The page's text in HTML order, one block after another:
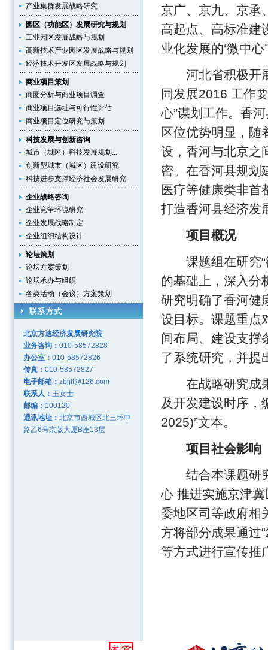
产业集群发展战略研究
园区（功能区）发展研究与规划
工业园区发展战略与规划
高新技术产业园区发展战略与规划
经济技术开发区发展战略与规划
商业项目策划
商圈分析与商业项目调查
商业项目选址与可行性评估
商业项目定位研究与策划
科技发展与创新咨询
城市（城区）科技发展规划...
创新型城市（城区）建设研究
科技进步支撑经济社会发展研究
企业战略咨询
企业竞争环境研究
企业发展战略制定
企业组织结构设计
论坛策划
论坛方案策划
论坛承办与组织
各类活动（会议）方案策划
北京方迪经济发展研究院
业务咨询： 010-58572828
办公室： 010-58572826
传真： 010-58572827
电子邮箱： zbjjlt@126.com
联系人： 王女士
邮编： 100120
通讯地址： 北京市西城区北三环中
路乙6号京版大厦B座13层
京广、京九、京承
高起点、高标准建
业化发展的‘微中
河北省积极开展
同发展2016 工作
心”谋划工作。香
区位优势明显，随
设，香河与北京之
密。在香河县规划
医疗等健康类非首
打造香河县经济发
项目概况
课题组在研究“
的基础上，深入分
研究明确了香河健
设目标。课题重点
间布局、建设支撑
了系统研究，并提
在战略研究成果
及开发建设时序，
2025)”文本。
项目社会影响
结合本课题研究
心 推进实施京津
委地区司等政府相
方将部分成果通过
等方式进行宣传推